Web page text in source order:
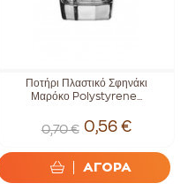
Ποτήρι Πλαστικό Σφηνάκι
Μαρόκο Polystyrene...
0,70 € 0,56 €
ΑΓΟΡΑ